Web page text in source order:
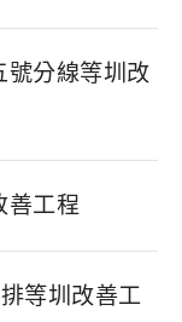
號分線等圳改
善工程
等圳改善工